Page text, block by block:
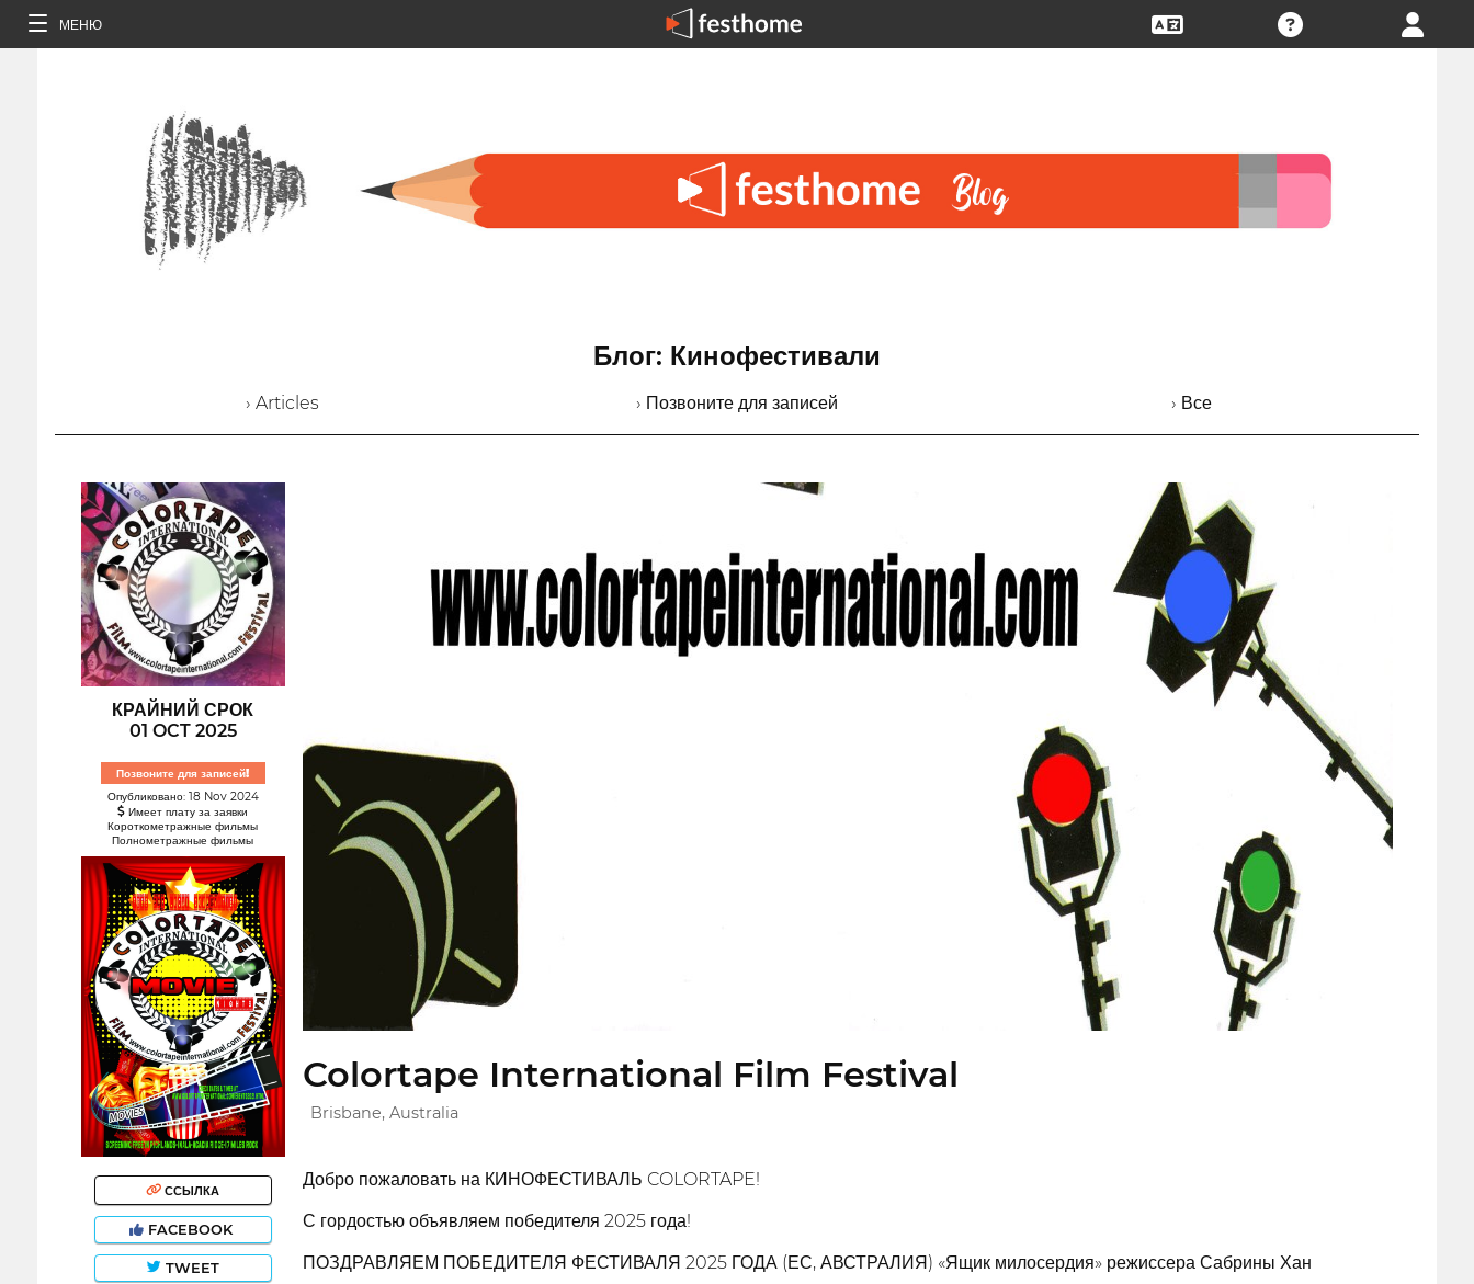
МЕНЮ
Блог: Кинофестивали
› Articles › Позвоните для записей › Все
КРАЙНИЙ СРОК
01 OCT 2025
Позвоните для записей!
Опубликовано: 18 Nov 2024
Имеет плату за заявки
Короткометражные фильмы
Полнометражные фильмы
ССЫЛКА
FACEBOOK
TWEET
Colortape International Film Festival
Brisbane, Australia
Добро пожаловать на КИНОФЕСТИВАЛЬ COLORTAPE!
С гордостью объявляем победителя 2025 года!
ПОЗДРАВЛЯЕМ ПОБЕДИТЕЛЯ ФЕСТИВАЛЯ 2025 ГОДА (ЕС, АВСТРАЛИЯ) «Ящик милосердия» режиссера Сабрины Хан